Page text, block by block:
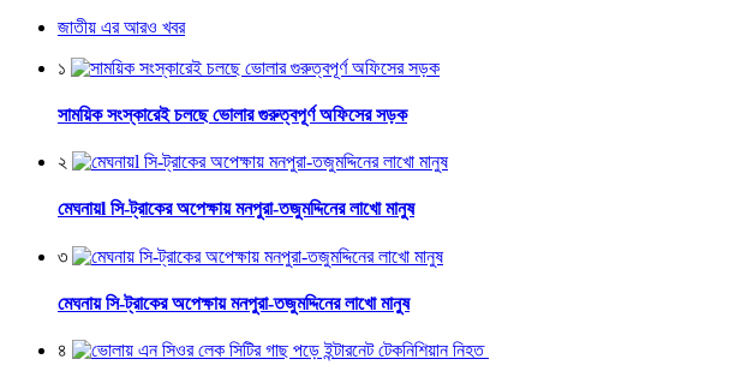
জাতীয় এর আরও খবর
১
সাময়িক সংস্কারেই চলছে ভোলার গুরুত্বপূর্ণ অফিসের সড়ক
২
মেঘনায়l সি-ট্রাকের অপেক্ষায় মনপুরা-তজুমদ্দিনের লাখো মানুষ
৩
মেঘনায় সি-ট্রাকের অপেক্ষায় মনপুরা-তজুমদ্দিনের লাখো মানুষ
৪